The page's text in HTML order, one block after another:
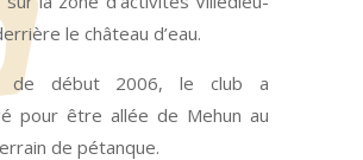
le château d’eau.
de début 2006, le club a
pour être allée de Mehun au
de pétanque.